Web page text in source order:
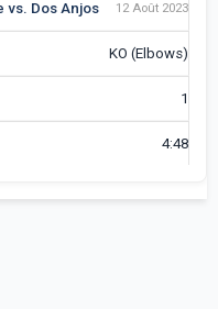
vs. Dos Anjos 12 Août 2023
KO (Elbows)
1
4:48